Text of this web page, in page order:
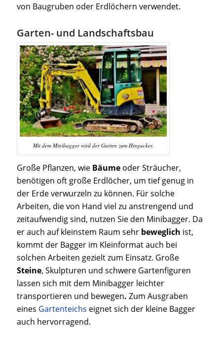
von Baugruben oder Erdlöchern verwendet.
Garten- und Landschaftsbau
Mit dem Minibagger wird der Garten zum Hingucker.
Große Pflanzen, wie Bäumeoder Sträucher,
benötigen oft große Erdlöcher, um tief genug in
der Erde verwurzeln zu können. Für solche
Arbeiten, die von Hand viel zu anstrengend und
zeitaufwendig sind, nutzen Sie den Minibagger. Da
er auch auf kleinstem Raum sehr beweglich ist,
kommt der Bagger im Kleinformat auch bei
solchen Arbeiten gezielt zum Einsatz. Große
Steine, Skulpturen und schwere Gartenfiguren
lassen sich mit dem Minibagger leichter
transportieren und bewegen. Zum Ausgraben
eines Gartenteichs eignet sich der kleine Bagger
auch hervorragend.